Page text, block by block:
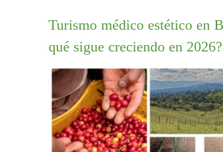
Turismo médico estético en
qué sigue creciendo en 2026?